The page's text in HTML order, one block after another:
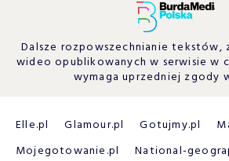
Dalsze rozpowszechnianie tekstów,
wideo opublikowanych w serwisie w
wymaga uprzedniej zgody
Elle.pl Glamour.pl Gotujmy.pl
Mojegotowanie.pl
National-